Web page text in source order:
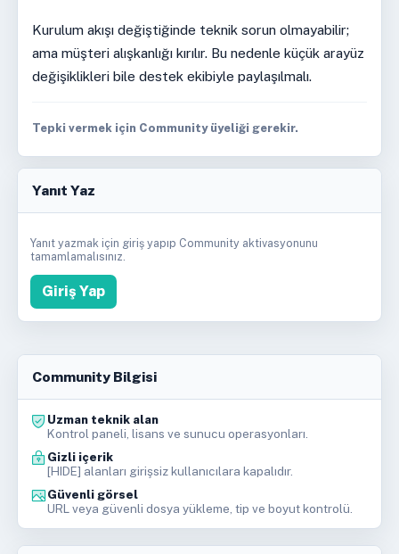
Kurulum akışı değiştiğinde teknik sorun olmayabilir;
ama müşteri alışkanlığı kırılır. Bu nedenle küçük arayüz
değişiklikleri bile destek ekibiyle paylaşılmalı.
Tepki vermek için Community üyeliği gerekir.
Yanıt Yaz
Yanıt yazmak için giriş yapıp Community aktivasyonunu
tamamlamalısınız.
Giriş Yap
Community Bilgisi
Uzman teknik alan
Kontrol paneli, lisans ve sunucu operasyonları.
Gizli içerik
[HIDE] alanları girişsiz kullanıcılara kapalıdır.
Güvenli görsel
URL veya güvenli dosya yükleme, tip ve boyut kontrolü.